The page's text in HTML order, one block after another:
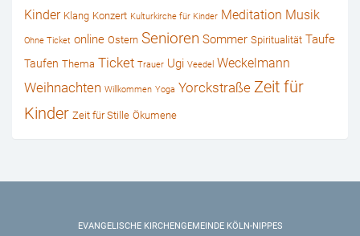
Kinder Klang Konzert Kulturkirche für Kinder Meditation Musik
Ohne Ticket online Ostern Senioren Sommer Spiritualität Taufe
Taufen Thema Ticket Trauer Ugi Veedel Weckelmann
Weihnachten Willkommen Yoga Yorckstraße Zeit für
Kinder Zeit für Stille Ökumene
EVANGELISCHE KIRCHENGEMEINDE KÖLN-NIPPES